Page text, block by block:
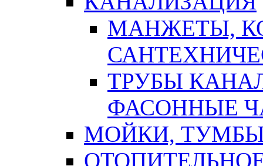
МАНЖЕТЫ,
ТРУБЫ
ФАСОННЫЕ
МОЙКИ,